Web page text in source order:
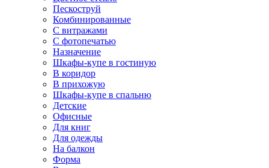
Пескоструй
Комбинированные
С витражами
С фотопечатью
Назначение
Шкафы-купе в гостиную
В коридор
В прихожую
Шкафы-купе в спальню
Детские
Офисные
Для книг
Для одежды
На балкон
Форма